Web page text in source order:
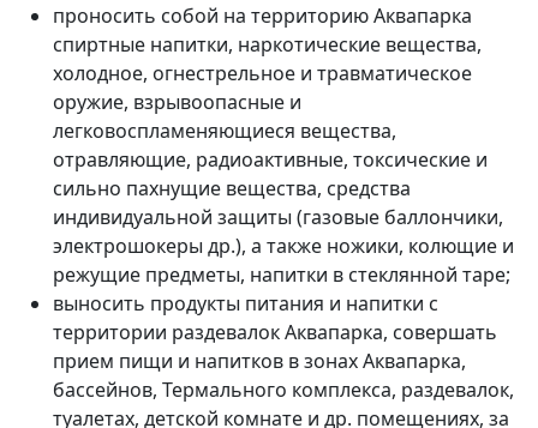
проносить собой на территорию Аквапарка
спиртные напитки, наркотические вещества,
холодное, огнестрельное и травматическое
оружие, взрывоопасные и
легковоспламеняющиеся вещества,
отравляющие, радиоактивные, токсические и
сильно пахнущие вещества, средства
индивидуальной защиты (газовые баллончики,
электрошокеры др.), а также ножики, колющие и
режущие предметы, напитки в стеклянной таре;
выносить продукты питания и напитки с
территории раздевалок Аквапарка, совершать
прием пищи и напитков в зонах Аквапарка,
бассейнов, Термального комплекса, раздевалок,
туалетах, детской комнате и др. помещениях, за